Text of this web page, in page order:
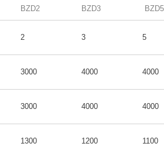
BZD2 BZD3 BZD5
2 3 5
3000 4000 4000
3000 4000 4000
1300 1200 1100